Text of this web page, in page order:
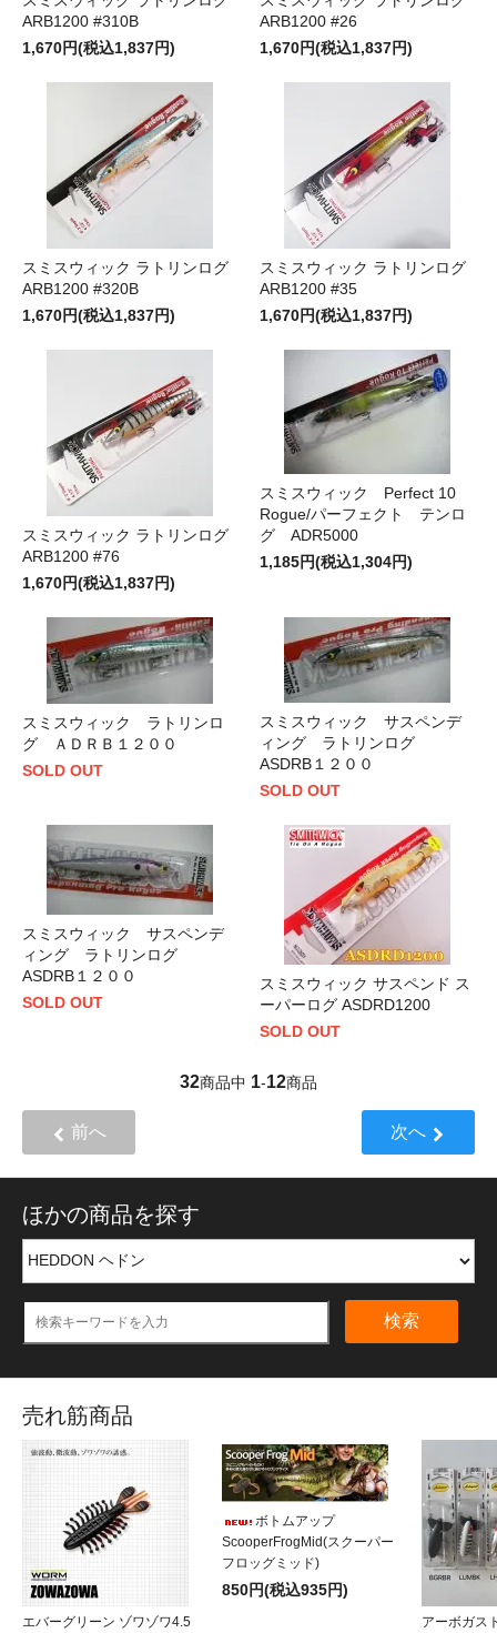
ARB1200 #310B
1,670円(税込1,837円)
ARB1200 #26
1,670円(税込1,837円)
スミスウィック ラトリンログ
ARB1200 #320B
1,670円(税込1,837円)
スミスウィック ラトリンログ
ARB1200 #35
1,670円(税込1,837円)
スミスウィック ラトリンログ
ARB1200 #76
1,670円(税込1,837円)
スミスウィック Perfect 10
Rogue/パーフェクト テンロ
グ ADR5000
1,185円(税込1,304円)
スミスウィック ラトリンロ
グ ＡＤＲＢ１２００
SOLD OUT
スミスウィック サスペンデ
ィング ラトリンログ
ASDRB１２００
SOLD OUT
スミスウィック サスペンデ
ィング ラトリンログ
ASDRB１２００
SOLD OUT
スミスウィック サスペンド ス
ーパーログ ASDRD1200
SOLD OUT
32商品中 1-12商品
前へ 次へ
ほかの商品を探す
検索
売れ筋商品
エバーグリーン ゾワゾワ4.5
ボトムアップ
ScooperFrogMid(スクーパー
フロッグミッド)
850円(税込935円)
アーボガス